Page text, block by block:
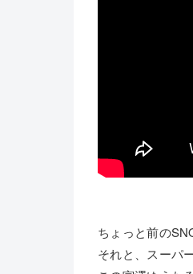
ちょっと前の
それと、スーパ